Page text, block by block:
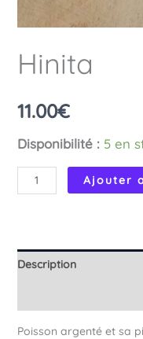
Hinita
11.00€
Disponibilité : 5 en
quantité
de
Ajouter
Description
Poisson argenté et sa